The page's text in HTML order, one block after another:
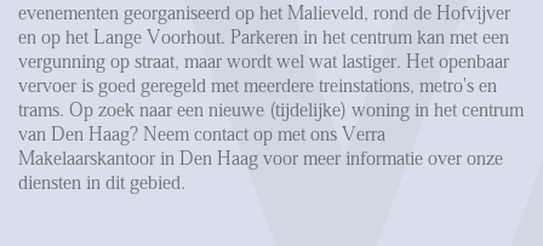
evenementen georganiseerd op het Malieveld, rond de Hofvijver
en op het Lange Voorhout. Parkeren in het centrum kan met een
vergunning op straat, maar wordt wel wat lastiger. Het openbaar
vervoer is goed geregeld met meerdere treinstations, metro's en
trams. Op zoek naar een nieuwe (tijdelijke) woning in het centrum
van Den Haag? Neem contact op met ons Verra
Makelaarskantoor in Den Haag voor meer informatie over onze
diensten in dit gebied.